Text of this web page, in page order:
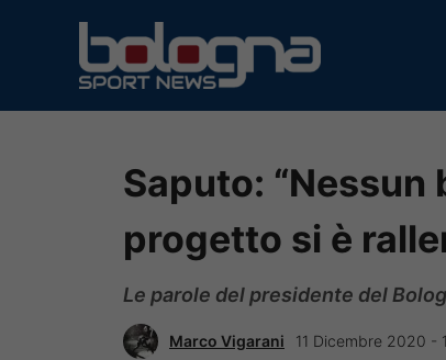
contenuto
Saputo:
progetto si è
Le parole del presidente del
Marco Vigarani 11 Dicembre 2020 -